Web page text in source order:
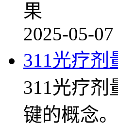
果
2025-05-07
311光疗剂
311光疗剂
键的概念